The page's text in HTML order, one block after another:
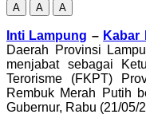
A A A
Inti Lampung – Kabar
Daerah Provinsi
menjabat sebagai
Terorisme (FKPT)
Rembuk Merah Putih
Gubernur, Rabu (21/05/